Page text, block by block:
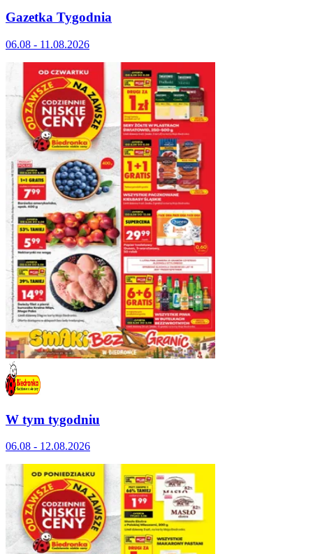
Gazetka Tygodnia
06.08 - 11.08.2026
W tym tygodniu
06.08 - 12.08.2026